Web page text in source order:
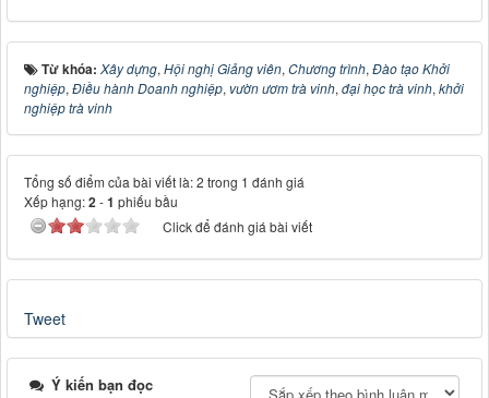
Từ khóa: Xây dựng, Hội nghị Giảng viên, Chương trình, Đào tạo Khởi
nghiệp, Điều hành Doanh nghiệp, vườn ươm trà vinh, đại học trà vinh, khởi
nghiệp trà vinh
Tổng số điểm của bài viết là: 2 trong 1 đánh giá
Xếp hạng:2-1 phiếu bầu
Click để đánh giá bài viết
Tweet
Ý kiến bạn đọc